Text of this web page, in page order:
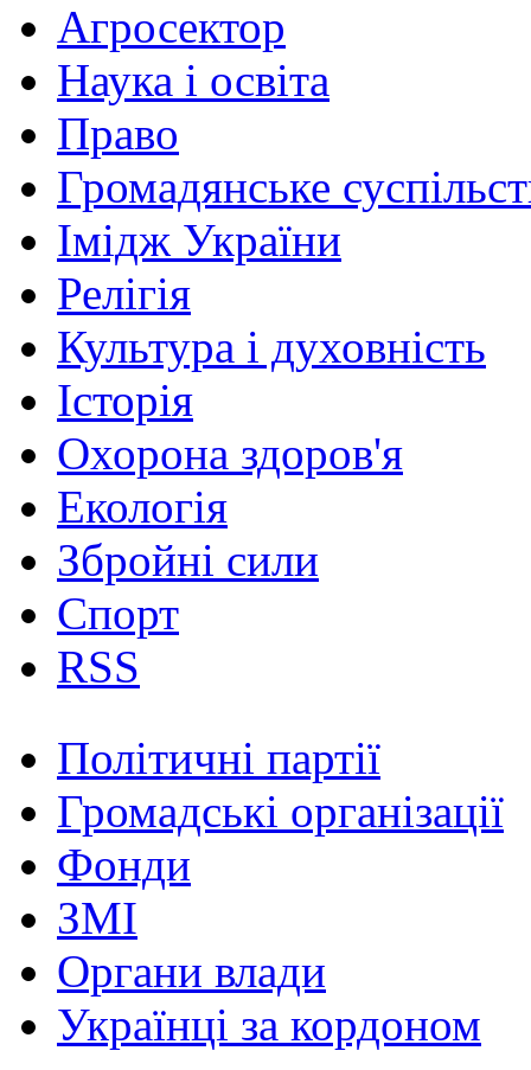
Агросектор
Наука і освіта
Право
Громадянське
Імідж України
Релігія
Культура і духовність
Історія
Охорона здоров'я
Екологія
Збройні сили
Спорт
RSS
Політичні партії
Громадські організації
Фонди
ЗМІ
Органи влади
Українці за кордоном